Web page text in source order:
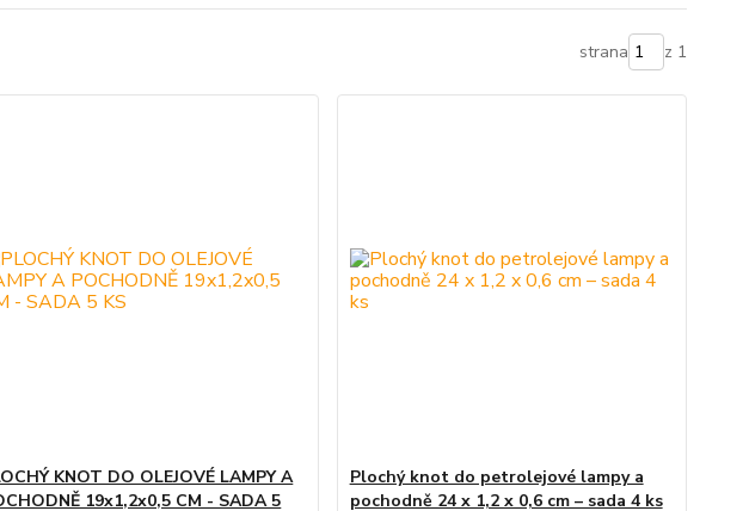
strana z 1
KNOT DO OLEJOVÉ LAMPY A
19x1,2x0,5 CM - SADA 5
Plochý knot do petrolejové lampy a
pochodně 24 x 1,2 x 0,6 cm – sada 4 ks